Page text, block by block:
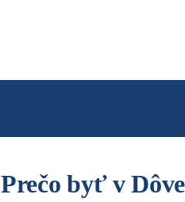
Prečo byť v